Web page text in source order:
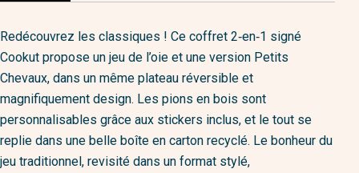
Redécouvrez les classiques ! Ce coffret 2‑en‑1 signé
Cookut propose un jeu de l’oie et une version Petits
Chevaux, dans un même plateau réversible et
magnifiquement design. Les pions en bois sont
personnalisables grâce aux stickers inclus, et le tout se
replie dans une belle boîte en carton recyclé. Le bonheur du
jeu traditionnel, revisité dans un format stylé,